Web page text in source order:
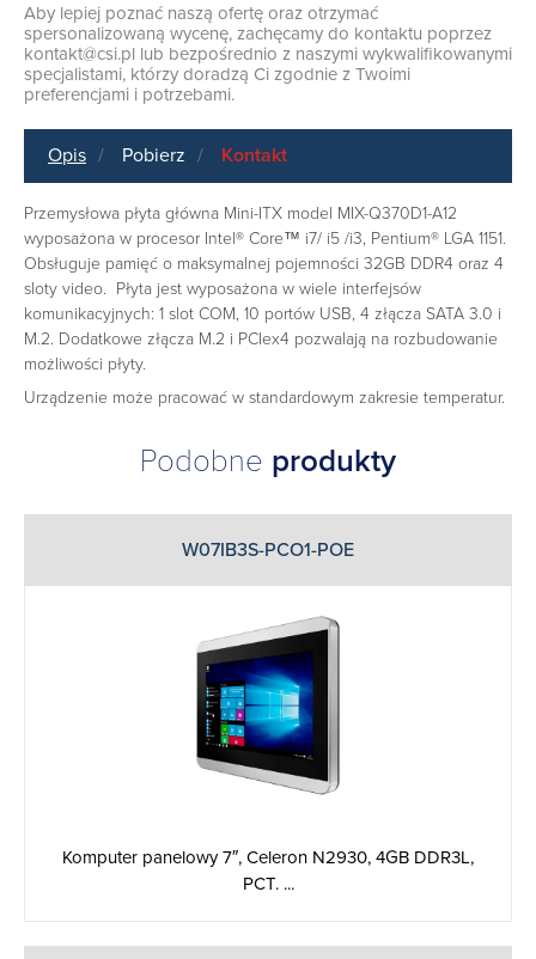
Aby lepiej poznać naszą ofertę oraz otrzymać
spersonalizowaną wycenę, zachęcamy do kontaktu poprzez
kontakt@csi.pl lub bezpośrednio z naszymi wykwalifikowanymi
specjalistami, którzy doradzą Ci zgodnie z Twoimi
preferencjami i potrzebami.
Opis Pobierz Kontakt
Przemysłowa płyta główna Mini-ITX model MIX-Q370D1-A12
wyposażona w procesor Intel® Core™ i7/ i5 /i3, Pentium® LGA 1151.
Obsługuje pamięć o maksymalnej pojemności 32GB DDR4 oraz 4
sloty video. Płyta jest wyposażona w wiele interfejsów
komunikacyjnych: 1 slot COM, 10 portów USB, 4 złącza SATA 3.0 i
M.2. Dodatkowe złącza M.2 i PCIex4 pozwalają na rozbudowanie
możliwości płyty.
Urządzenie może pracować w standardowym zakresie temperatur.
Podobne produkty
W07IB3S-PCO1-POE
Komputer panelowy 7″, Celeron N2930, 4GB DDR3L,
PCT. ...